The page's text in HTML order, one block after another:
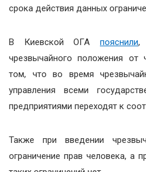
срока действия данных
В Киевской ОГА пояснили,
чрезвычайного положения от
том, что во время
управления всеми
предприятиями переходят к
Также при введении
ограничение прав человека, а